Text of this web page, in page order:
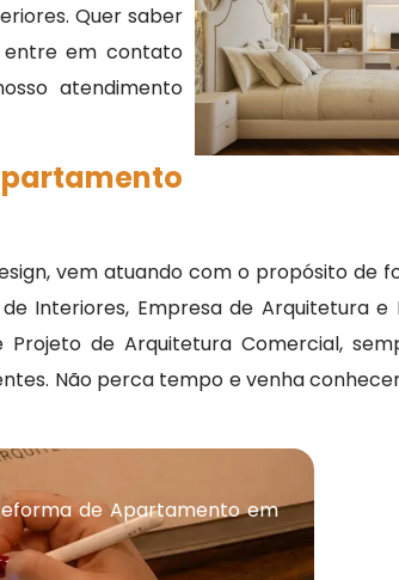
Quer saber
entre em contato
atendimento
vem atuando com o propósito de
Interiores, Empresa de Arquitetura e
de Arquitetura Comercial,
Não perca tempo e venha
de Apartamento em